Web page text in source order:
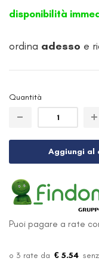
disponibilità
ordina adesso e
Quantità
Aggiungi al
Puoi pagare a rate
€ 5.54